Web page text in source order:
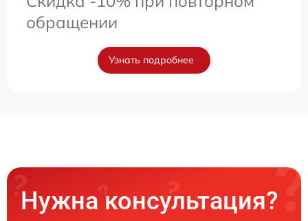
обращении
Узнать подробнее
Нужна консультация?